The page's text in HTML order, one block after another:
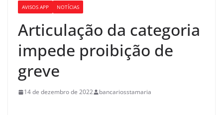
AVISOS APP NOTÍCIAS
Articulação da categoria
impede proibição de
greve
14 de dezembro de 2022 bancariosstamaria